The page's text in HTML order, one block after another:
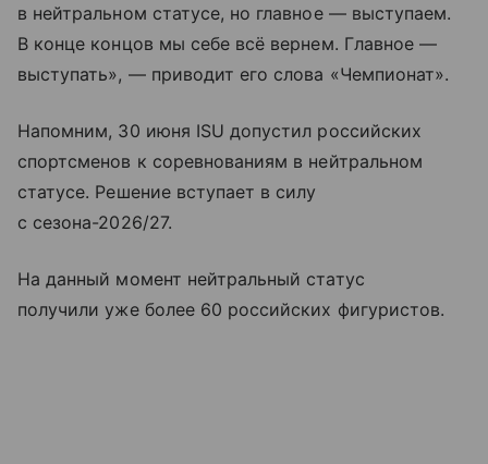
в нейтральном статусе, но главное — выступаем.
В конце концов мы себе всё вернем. Главное —
выступать», — приводит его слова «Чемпионат».
Напомним, 30 июня ISU допустил российских
спортсменов к соревнованиям в нейтральном
статусе. Решение вступает в силу
с сезона-2026/27.
На данный момент нейтральный статус
получили уже более 60 российских фигуристов.